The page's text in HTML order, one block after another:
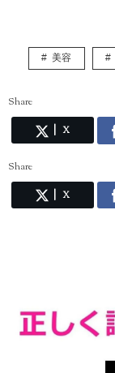
美容
Share
X
Share
X